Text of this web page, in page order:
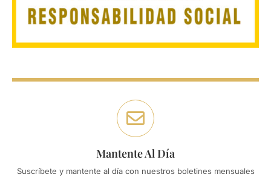
Mantente Al Día
Suscríbete y mantente al día con nuestros boletines mensuales